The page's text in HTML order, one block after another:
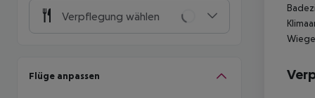
Verpflegung wählen
Flüge anpassen